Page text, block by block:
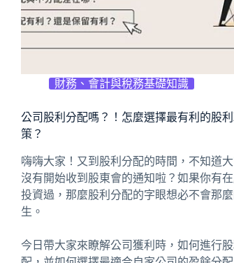
財務、會計與稅務基礎知識
公司股利分配嗎？！怎麼選擇最有利的股
策？
嗨嗨大家！又到股利分配的時間，不知道
沒有開始收到股東會的通知啦？如果你有
投資過，那麼股利分配的字眼想必不會那
生。
今日帶大家來瞭解公司獲利時，如何進行